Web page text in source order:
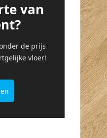
van
de prijs
vloer!